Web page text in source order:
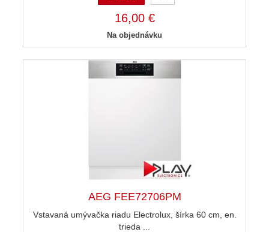
16,00 €
Na objednávku
AEG FEE72706PM
Vstavaná umývačka riadu Electrolux, šírka 60 cm, en.
trieda ...